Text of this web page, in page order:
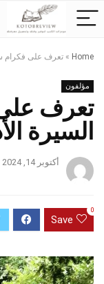
Home
» تعرف على فكرام
مؤلفون
تعرف
السيرة
أكتوبر 14, 2024
Save
0